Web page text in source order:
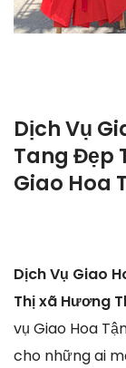
Dịch Vụ
Tang Đẹp
Giao Hoa
Dịch Vụ Giao
Thị xã Hương
vụ Giao Hoa
cho những ai